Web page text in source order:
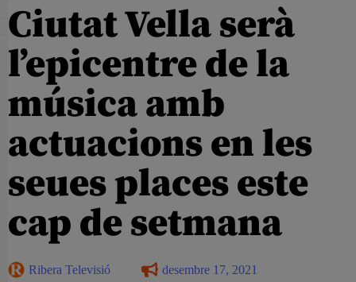
Ciutat Vella serà
l’epicentre de la
música amb
actuacions en les
seues places este
cap de setmana
Ribera Televisió
desembre 17, 2021